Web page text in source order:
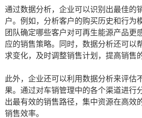
通过数据分析，企业可以识别出最佳的
户。例如，分析客户的购买历史和行为
团队确定哪些客户对可再生能源产品更
应的销售策略。同时，数据分析还可以
求变化，及时调整销售计划，提高销售
此外，企业还可以利用数据分析来评估
果。通过对车销管理中的各个渠道进行
出最有效的销售路径，集中资源在高效
销售效率。